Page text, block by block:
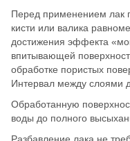
Перед применением лак
кисти или валика
достижения эффекта
впитывающей
обработке пористых
Интервал между слоями
Обработанную
воды до полного